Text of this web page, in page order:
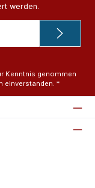
werden.
Kenntnis genommen
einverstanden. *